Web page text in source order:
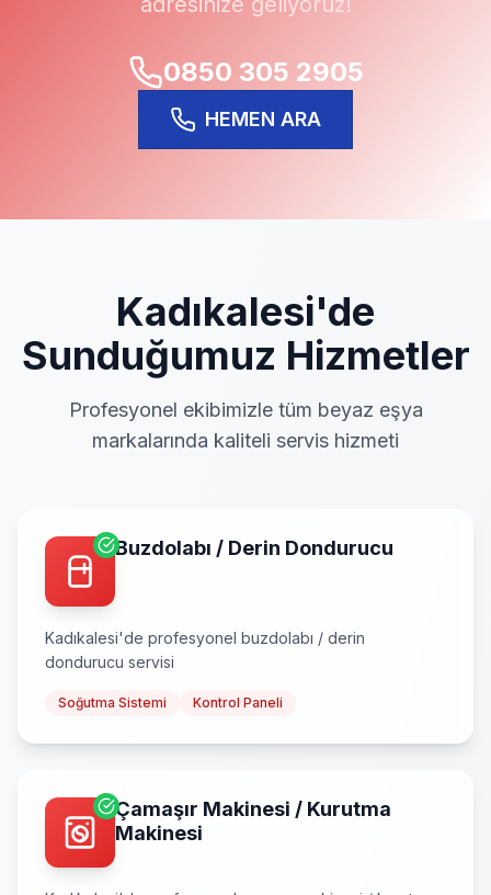
0850 305 2905
HEMEN ARA
Kadıkalesi'de
Sunduğumuz Hizmetler
Profesyonel ekibimizle tüm beyaz eşya
markalarında kaliteli servis hizmeti
Buzdolabı / Derin Dondurucu
Kadıkalesi'de profesyonel buzdolabı / derin
dondurucu servisi
Soğutma Sistemi Kontrol Paneli
Çamaşır Makinesi / Kurutma
Makinesi